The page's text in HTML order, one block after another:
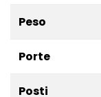
Peso
Porte
Posti